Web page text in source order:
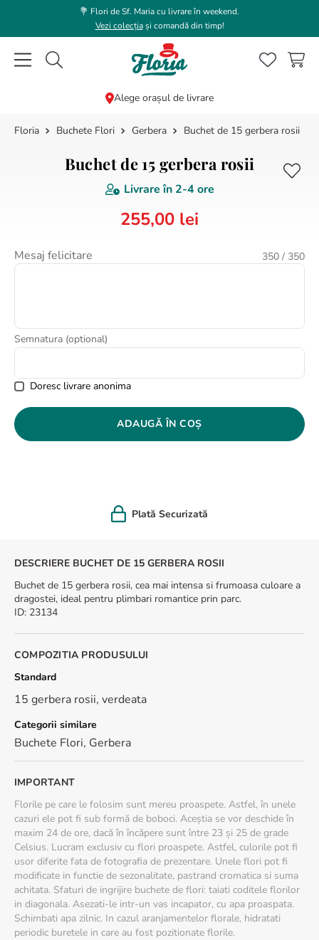
💐 Flori de Sf. Maria cu livrare în weekend.
Vezi colecțiași comandă din timp!
Caută flori, plante, cadouri...
Alege orașul de livrare
Buchete Flori Gerbera Buchet de 15 gerbera rosii
Buchet de 15 gerbera rosii
Livrare în 2-4 ore
255,00 lei
Mesaj felicitare 350 / 350
Semnatura (optional)
Doresc livrare anonima
ADAUGĂ ÎN COȘ
Felicitare cadou
DESCRIERE BUCHET DE 15 GERBERA ROSII
Buchet de 15 gerbera rosii, cea mai intensa si frumoasa culoare a
dragostei, ideal pentru plimbari romantice prin parc.
ID: 23134
COMPOZITIA PRODUSULUI
Standard
15 gerbera rosii, verdeata
Categorii similare
Buchete Flori, Gerbera
IMPORTANT
Florile pe care le folosim sunt mereu proaspete. Astfel, în unele
cazuri ele pot fi sub formă de boboci. Aceștia se vor deschide în
maxim 24 de ore, dacă în încăpere sunt între 23 și 25 de grade
Celsius. Lucram exclusiv cu flori proaspete. Astfel, culorile pot fi
usor diferite fata de fotografia de prezentare. Unele flori pot fi
modificate in functie de sezonalitate, pastrand cromatica si suma
achitata. Sfaturi de ingrijire buchete de flori: taiati coditele florilor
in diagonala. Asezati-le intr-un vas incapator, cu apa proaspata.
Schimbati apa zilnic. In cazul aranjamentelor florale, hidratati
periodic buretele in care au fost pozitionate florile.
CĂUTĂRI POPULARE
5.
hortensie
8.
buchet crini
9
10. ranunculus